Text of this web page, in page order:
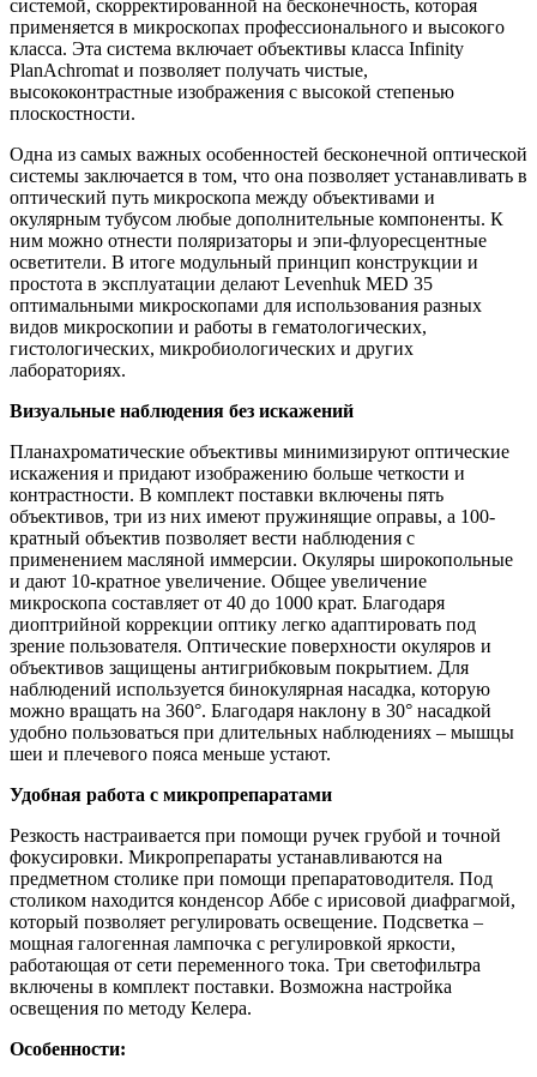
системой, скорректированной на бесконечность, которая
применяется в микроскопах профессионального и высокого
класса. Эта система включает объективы класса Infinity
PlanAchromat и позволяет получать чистые,
высококонтрастные изображения с высокой степенью
плоскостности.
Одна из самых важных особенностей бесконечной оптической
системы заключается в том, что она позволяет устанавливать в
оптический путь микроскопа между объективами и
окулярным тубусом любые дополнительные компоненты. К
ним можно отнести поляризаторы и эпи-флуоресцентные
осветители. В итоге модульный принцип конструкции и
простота в эксплуатации делают Levenhuk MED 35
оптимальными микроскопами для использования разных
видов микроскопии и работы в гематологических,
гистологических, микробиологических и других
лабораториях.
Визуальные наблюдения без искажений
Планахроматические объективы минимизируют оптические
искажения и придают изображению больше четкости и
контрастности. В комплект поставки включены пять
объективов, три из них имеют пружинящие оправы, а 100-
кратный объектив позволяет вести наблюдения с
применением масляной иммерсии. Окуляры широкопольные
и дают 10-кратное увеличение. Общее увеличение
микроскопа составляет от 40 до 1000 крат. Благодаря
диоптрийной коррекции оптику легко адаптировать под
зрение пользователя. Оптические поверхности окуляров и
объективов защищены антигрибковым покрытием. Для
наблюдений используется бинокулярная насадка, которую
можно вращать на 360°. Благодаря наклону в 30° насадкой
удобно пользоваться при длительных наблюдениях – мышцы
шеи и плечевого пояса меньше устают.
Удобная работа с микропрепаратами
Резкость настраивается при помощи ручек грубой и точной
фокусировки. Микропрепараты устанавливаются на
предметном столике при помощи препаратоводителя. Под
столиком находится конденсор Аббе с ирисовой диафрагмой,
который позволяет регулировать освещение. Подсветка –
мощная галогенная лампочка с регулировкой яркости,
работающая от сети переменного тока. Три светофильтра
включены в комплект поставки. Возможна настройка
освещения по методу Келера.
Особенности: